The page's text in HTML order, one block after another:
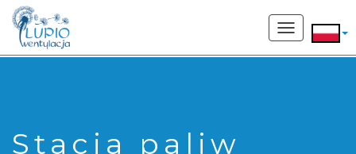
Toggle
navigation
Stacja paliw